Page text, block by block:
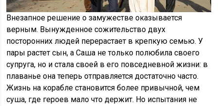
Внезапное решение о замужестве оказывается
верным. Вынужденное сожительство двух
посторонних людей перерастает в крепкую семью. У
пары растет сын, а Саша не только полюбила своего
супруга, но и стала своей в его повседневной жизни: в
плаванье она теперь отправляется достаточно часто.
Жизнь на корабле становится более привычной, чем
суша, где героев мало что держит. Но испытания не